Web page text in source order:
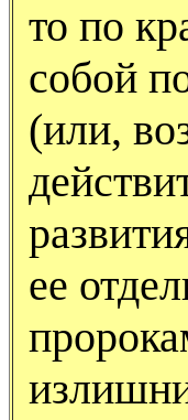
то по
собой
(или,
ее